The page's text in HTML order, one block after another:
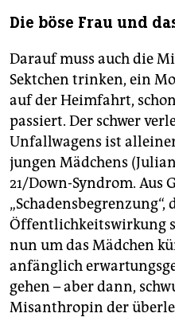
Die böse Frau und
Darauf muss auch die
Sektchen trinken, ein
auf der Heimfahrt,
passiert. Der schwer
Unfallwagens ist
jungen Mädchens
21/Down-Syndrom. Aus
„Schadensbegrenzung“,
Öffentlichkeitswirkung
nun um das Mädchen
anfänglich
gehen – aber dann,
Misanthropin der